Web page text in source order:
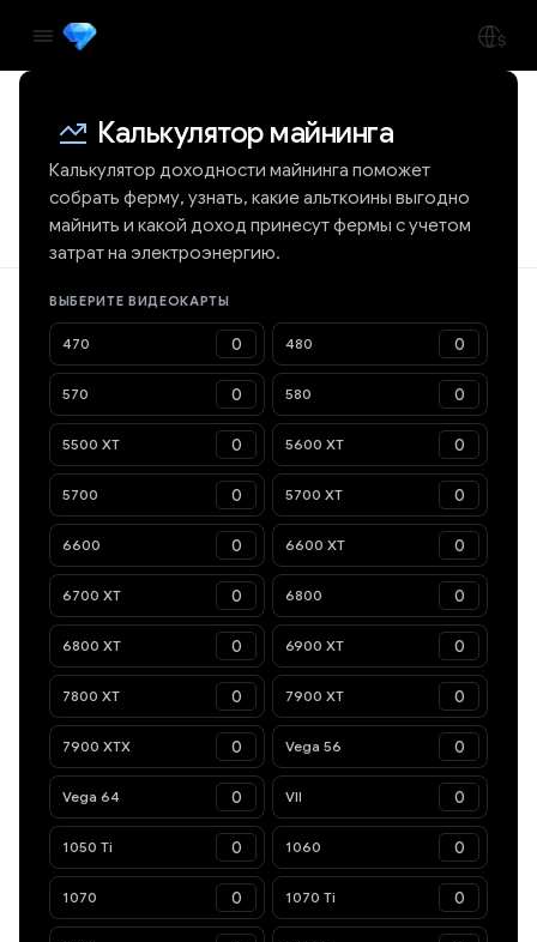
Калькулятор майнинга
Калькулятор доходности майнинга поможет
собрать ферму, узнать, какие альткоины выгодно
майнить и какой доход принесут фермы с учетом
затрат на электроэнергию.
ВЫБЕРИТЕ ВИДЕОКАРТЫ
470 480
570 580
5500 XT 5600 XT
5700 5700 XT
6600 6600 XT
6700 XT 6800
6800 XT 6900 XT
7800 XT 7900 XT
7900 XTX Vega 56
Vega 64 VII
1050 Ti 1060
1070 1070 Ti